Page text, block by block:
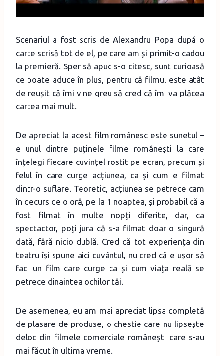
Scenariul a fost scris de Alexandru Popa după o
carte scrisă tot de el, pe care am și primit-o cadou
la premieră. Sper să apuc s-o citesc, sunt curioasă
ce poate aduce în plus, pentru că filmul este atât
de reușit că îmi vine greu să cred că îmi va plăcea
cartea mai mult.
De apreciat la acest film românesc este sunetul –
e unul dintre puținele filme românești la care
înțelegi fiecare cuvințel rostit pe ecran, precum și
felul în care curge acțiunea, ca și cum e filmat
dintr-o suflare. Teoretic, acțiunea se petrece cam
în decurs de o oră, pe la 1 noaptea, și probabil că a
fost filmat în multe nopți diferite, dar, ca
spectactor, poți jura că s-a filmat doar o singură
dată, fără nicio dublă. Cred că tot experiența din
teatru își spune aici cuvântul, nu cred că e ușor să
faci un film care curge ca și cum viața reală se
petrece dinaintea ochilor tăi.
De asemenea, eu am mai apreciat lipsa completă
de plasare de produse, o chestie care nu lipsește
deloc din filmele comerciale românești care s-au
mai făcut în ultima vreme.